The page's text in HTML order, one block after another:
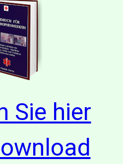
Sie hier